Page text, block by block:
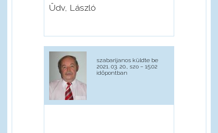
Üdv, László
szabarijanosküldte be
2021. 03. 20., szo – 15:02
időpontban